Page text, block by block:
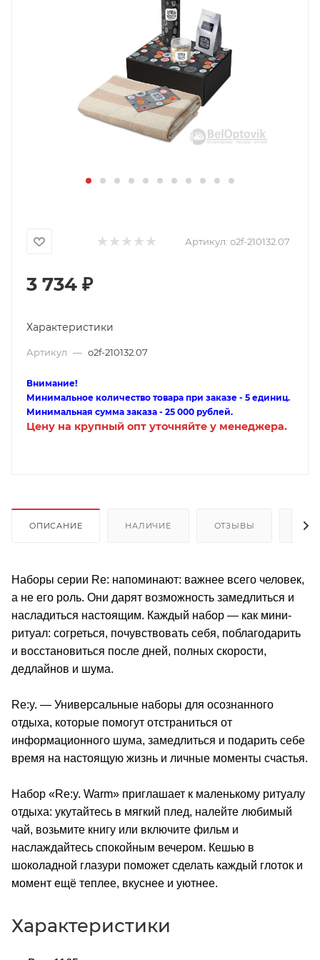
Артикул: o2f-210132.07
3 734 ₽
Характеристики
Артикул — o2f-210132.07
Внимание!
Минимальное количество товара при заказе - 5 единиц.
Минимальная сумма заказа - 25 000 рублей.
Цену на крупный опт уточняйте у менеджера.
ОПИСАНИЕ НАЛИЧИЕ ОТЗЫВЫ
Наборы серии Re: напоминают: важнее всего человек,
а не его роль. Они дарят возможность замедлиться и
насладиться настоящим. Каждый набор — как мини-
ритуал: согреться, почувствовать себя, поблагодарить
и восстановиться после дней, полных скорости,
дедлайнов и шума.
Re:y. — Универсальные наборы для осознанного
отдыха, которые помогут отстраниться от
информационного шума, замедлиться и подарить себе
время на настоящую жизнь и личные моменты счастья.
Набор «Re:y. Warm» приглашает к маленькому ритуалу
отдыха: укутайтесь в мягкий плед, налейте любимый
чай, возьмите книгу или включите фильм и
наслаждайтесь спокойным вечером. Кешью в
шоколадной глазури поможет сделать каждый глоток и
момент ещё теплее, вкуснее и уютнее.
Характеристики